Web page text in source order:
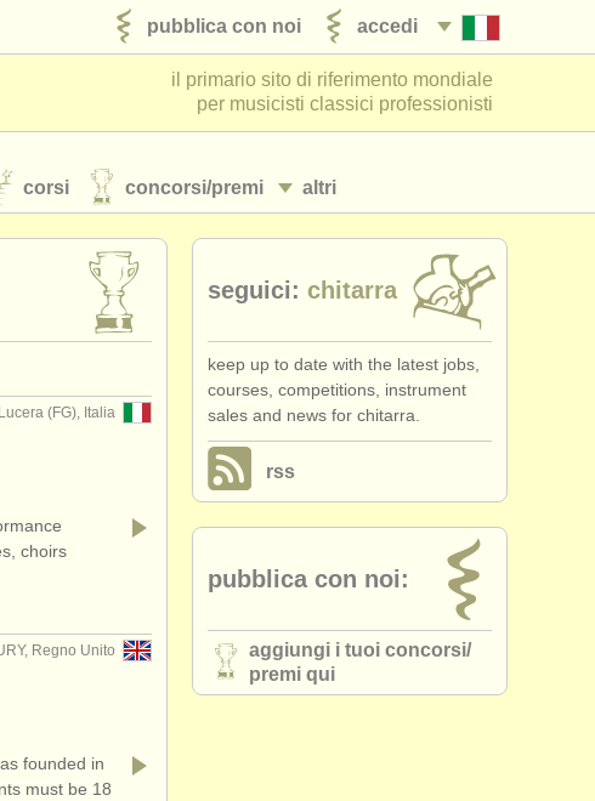
accedi
pubblica con noi
il primario sito di riferimento mondiale
per musicisti classici professionisti
altri
corsi concorsi/premi
Lucera (FG), Italia
choirs
Regno Unito
founded in
must be 18
seguici: chitarra
keep up to date with the latest jobs,
courses, competitions, instrument
sales and news for chitarra.
rss
pubblica con noi:
aggiungi i tuoi concorsi/
premi qui